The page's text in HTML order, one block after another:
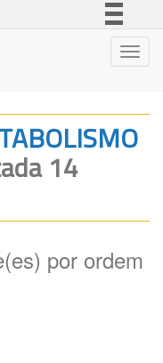
Legislação
Canais14
por ordem